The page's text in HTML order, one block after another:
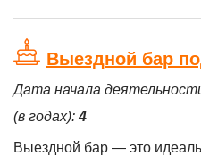
Выездной бар
Дата начала
(в годах):4
Выездной бар — это